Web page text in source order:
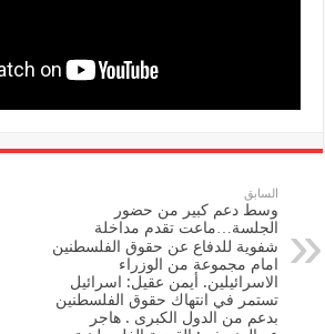
السابق
وسط دعم كبير من حضور
الجلسة…ماعت تقدم مداخلة
شفوية للدفاع عن حقوق الفلسطنين
امام مجموعة من الوزراء
الاسرائيلين. أيمن عقيل: اسرائيل
تستمر في انتهاك حقوق الفلسطنين
بدعم من الدول الكبرى . هاجر